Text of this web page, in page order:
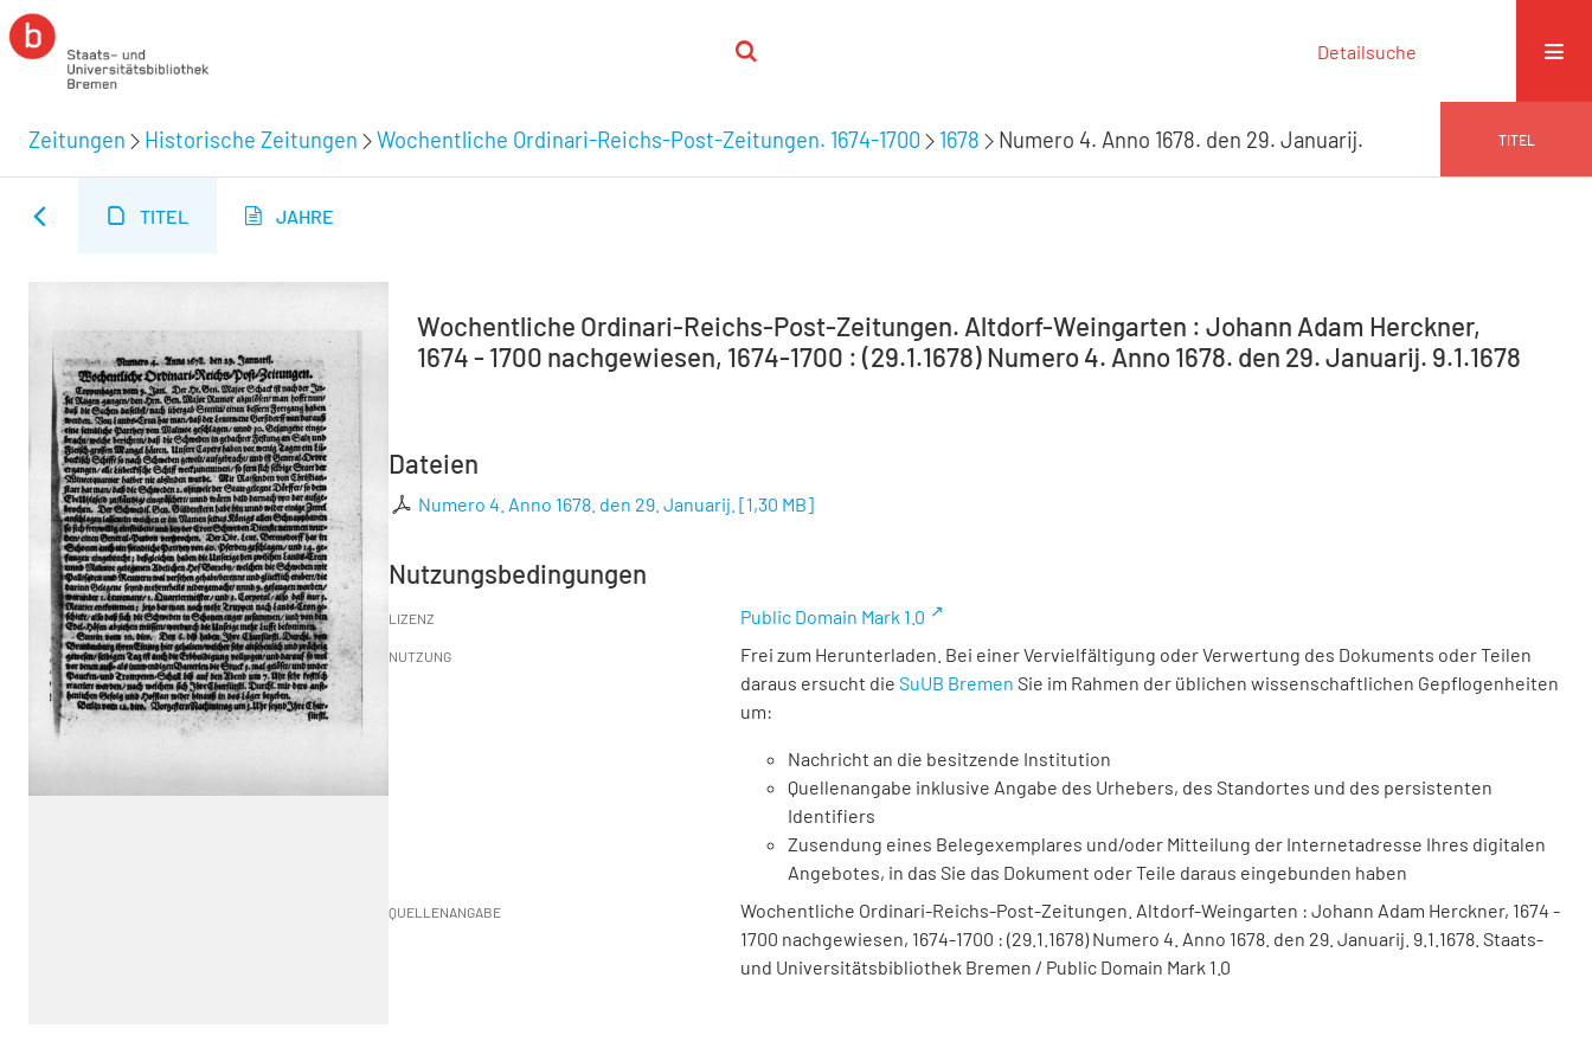
Detailsuche
Zeitungen Historische Zeitungen Wochentliche Ordinari-Reichs-Post-Zeitungen. 1674-1700 1678 Numero 4. Anno 1678. den 29. Januarij. TITEL
TITEL JAHRE
Wochentliche Ordinari-Reichs-Post-Zeitungen. Altdorf-Weingarten : Johann Adam Herckner,
1674 - 1700 nachgewiesen, 1674-1700 : (29.1.1678) Numero 4. Anno 1678. den 29. Januarij. 9.1.1678
Dateien
Numero 4. Anno 1678. den 29. Januarij. [1,30 MB]
Nutzungsbedingungen
LIZENZ Public Domain Mark 1.0
NUTZUNG
Frei zum Herunterladen. Bei einer Vervielfältigung oder Verwertung des Dokuments oder Teilen
daraus ersucht die SuUB Bremen Sie im Rahmen der üblichen wissenschaftlichen Gepflogenheiten
um:
Nachricht an die besitzende Institution
Quellenangabe inklusive Angabe des Urhebers, des Standortes und des persistenten
Identifiers
Zusendung eines Belegexemplares und/oder Mitteilung der Internetadresse Ihres digitalen
Angebotes, in das Sie das Dokument oder Teile daraus eingebunden haben
QUELLENANGABE
Wochentliche Ordinari-Reichs-Post-Zeitungen. Altdorf-Weingarten : Johann Adam Herckner, 1674 -
1700 nachgewiesen, 1674-1700 : (29.1.1678) Numero 4. Anno 1678. den 29. Januarij. 9.1.1678. Staats-
und Universitätsbibliothek Bremen / Public Domain Mark 1.0